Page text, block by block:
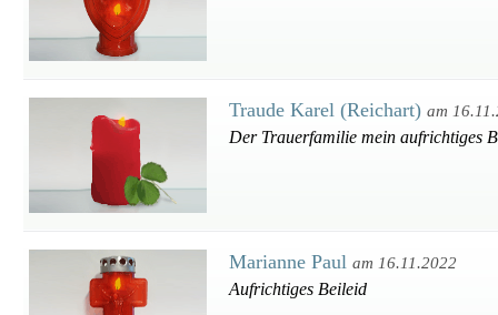
Traude Karel (Reichart) am
Der Trauerfamilie mein aufrichtiges
Marianne Paul am 16.11.2022
Aufrichtiges Beileid